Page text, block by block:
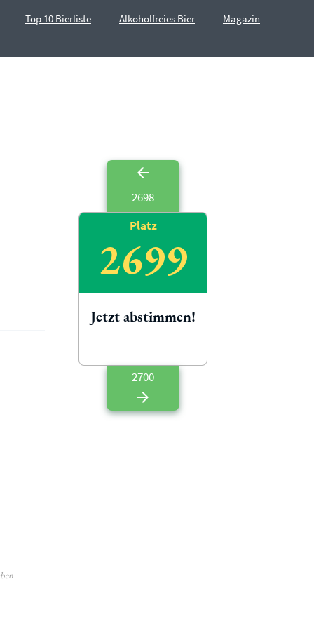
Top 10 Bierliste Alkoholfreies Bier Magazin
2698
Platz
2699
Jetzt abstimmen!
2700